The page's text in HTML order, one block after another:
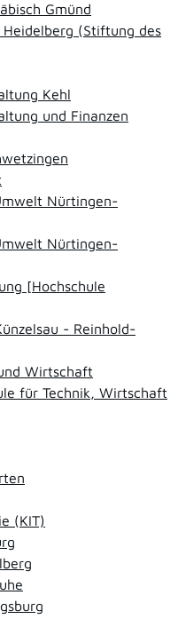
Gmünd
(Stiftung des
Kehl
und Finanzen
Nürtingen-
Nürtingen-
[Hochschule
- Reinhold-
Wirtschaft
für Technik, Wirtschaft
(KIT)